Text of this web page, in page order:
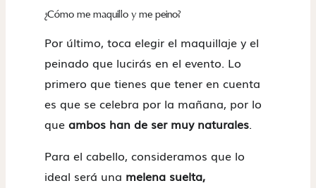
¿Cómo me maquillo y me peino?
Por último, toca elegir el maquillaje y el
peinado que lucirás en el evento. Lo
primero que tienes que tener en cuenta
es que se celebra por la mañana, por lo
queambos han de ser muy naturales.
Para el cabello, consideramos que lo
ideal será una melena suelta,